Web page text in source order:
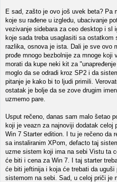
E sad, zašto je ovo još uvek beta? Pa
koje su rađene u izgledu, ubacivanje
vezivanje sidebara za ceo desktop i sl
koje sada treba usaglasiti sa
razlika, osnova je ista. Dali je sve ovo
prođe mnogo bezbolnije za mnoge
morati da kupe neki kit za
moglo da se odradi kroz SP2 i da
pitanje je kako bi to ljudi primili.
ostatak je bolje da se zove drugim
uzmemo pare.
Usput rečeno, danas sam malo šetao
koji je veazn za najnoviji dodatak celoj
Win 7 Starter edition. I tu je rečeno da
sa instaliranim XPom, defacto taj
uzme sistem koji ima na sebi Vistu ta
će biti i cena za Win 7. I taj starter
će biti jeftinija i koja će trebati da uguši
sistemom na sebi. Sad, u celoj priči je